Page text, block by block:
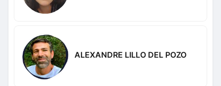
ALEXANDRE LILLO DEL POZO